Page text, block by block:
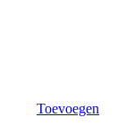
Toevoegen